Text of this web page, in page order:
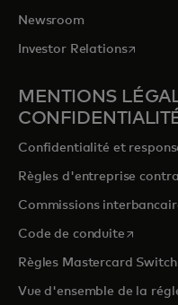
Newsroom
Investor Relationss’ouvre
MENTIONS
Confidentialité et
Règles d'entreprise
Commissions
Code de conduites’ouvre
Règles Mastercard Switch
Vue d'ensemble de la